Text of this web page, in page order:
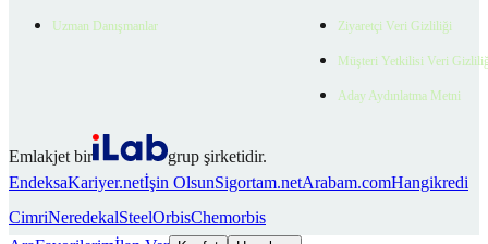
Uzman Danışmanlar Ziyaretçi Veri Gizliliği
Müşteri Yetkilisi Veri
Aday Aydınlatma Metni
Emlakjet bir
grup şirketidir.
EndeksaKariyer.netİşin OlsunSigortam.netArabam.comHangikredi
CimriNeredekalSteelOrbisChemorbis